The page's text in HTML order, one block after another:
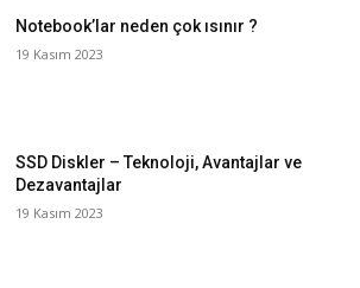
Notebook’lar neden çok ısınır ?
19 Kasım 2023
SSD Diskler – Teknoloji, Avantajlar ve
Dezavantajlar
19 Kasım 2023